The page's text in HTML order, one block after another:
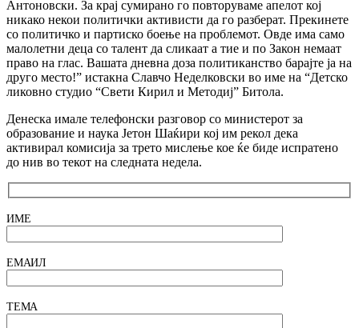
Антоновски. За крај сумирано го повторуваме апелот кој
никако некои политички активисти да го разберат. Прекинете
со политичко и партиско боење на проблемот. Овде има само
малолетни деца со талент да сликаат а тие и по Закон немаат
право на глас. Вашата дневна доза политиканство барајте ја на
друго место!” истакна Славчо Неделковски во име на “Детско
ликовно студио “Свети Кирил и Методиј” Битола.
Денеска имале телефонски разговор со министерот за
образование и наука Јетон Шаќири кој им рекол дека
активирал комисија за трето мислење кое ќе биде испратено
до нив во текот на следната недела.
ИМЕ
ЕМАИЛ
ТЕМА